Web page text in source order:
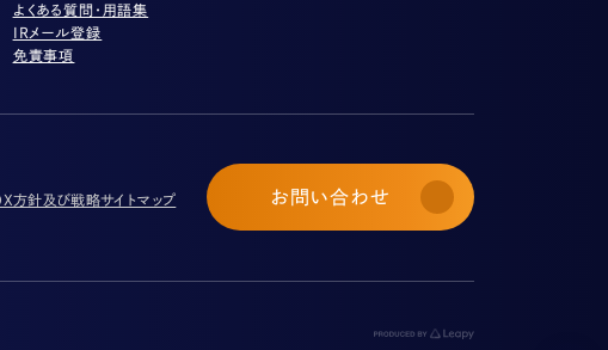
よくある質問・用語集
IRメール登録
免責事項
方針及び戦略サイトマップ お問い合わせ